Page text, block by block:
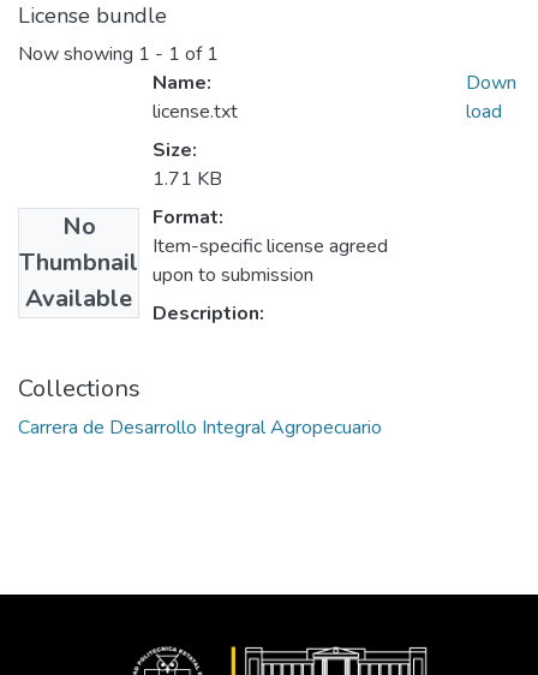
License bundle
Now showing 1 - 1 of 1
No
Thumbnail
Available
Name:
license.txt
Size:
1.71 KB
Format:
Item-specific license agreed
upon to submission
Description:
Down
load
Collections
Carrera de Desarrollo Integral Agropecuario